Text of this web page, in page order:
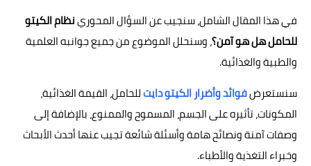
في هذا المقال الشامل، سنجيب عن السؤال المحورينظام الكيتو
للحامل هل هو آمن؟، وسنحلل الموضوع من جميع جوانبه العلمية
والطبية والغذائية.
سنستعرضفوائد وأضرار الكيتو دايتللحامل، القيمة الغذائية،
المكونات، تأثيره على الجسم، المسموح والممنوع، بالإضافة إلى
وصفات آمنة ونصائح هامة وأسئلة شائعة تجيب عنها أحدث الأبحاث
وخبراء التغذية والأطباء.